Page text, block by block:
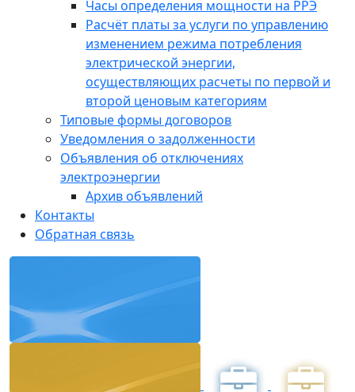
Часы определения мощности на РРЭ
Расчёт платы за услуги по управлению
изменением режима потребления
электрической энергии,
осуществляющих расчеты по первой и
второй ценовым категориям
Типовые формы договоров
Уведомления о задолженности
Объявления об отключениях
электроэнергии
Архив объявлений
Контакты
Обратная связь